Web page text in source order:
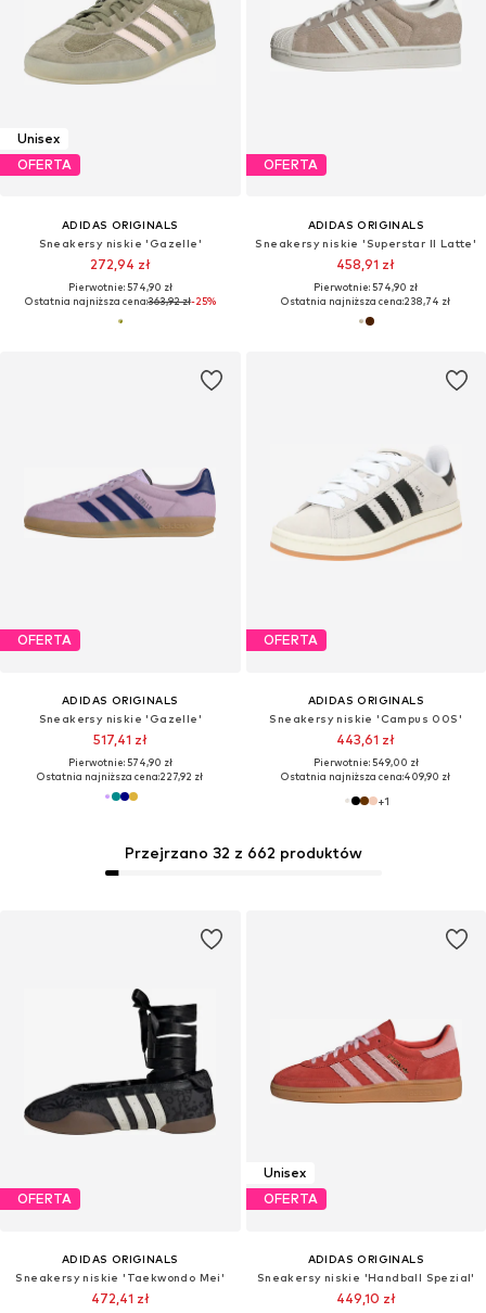
Unisex
OFERTA
ADIDAS ORIGINALS
Sneakersy niskie 'Gazelle'
272,94 zł
Pierwotnie: 574,90 zł
Ostatnia najniższa cena:363,92 zł-25%
OFERTA
ADIDAS ORIGINALS
Sneakersy niskie 'Superstar II Latte'
458,91 zł
Pierwotnie: 574,90 zł
Ostatnia najniższa cena:238,74 zł
OFERTA
ADIDAS ORIGINALS
Sneakersy niskie 'Gazelle'
517,41 zł
Pierwotnie: 574,90 zł
Ostatnia najniższa cena:227,92 zł
OFERTA
ADIDAS ORIGINALS
Sneakersy niskie 'Campus 00S'
443,61 zł
Pierwotnie: 549,00 zł
Ostatnia najniższa cena:409,90 zł
+1
OFERTA
ADIDAS ORIGINALS
Sneakersy niskie 'Taekwondo Mei'
472,41 zł
Unisex
OFERTA
ADIDAS ORIGINALS
Sneakersy niskie 'Handball Spezial'
449,10 zł
Przejrzano 32 z 662 produktów